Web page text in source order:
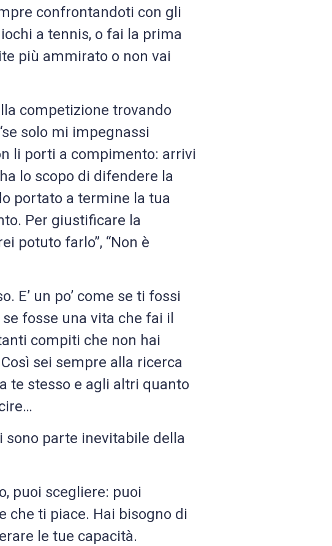
confrontandoti con gli
a tennis, o fai la prima
più ammirato o non vai
competizione trovando
solo mi impegnassi
li porti a compimento: arrivi
lo scopo di difendere la
portato a termine la tua
Per giustificare la
potuto farlo”, “Non è
E’ un po’ come se ti fossi
fosse una vita che fai il
compiti che non hai
sei sempre alla ricerca
te stesso e agli altri quanto
sono parte inevitabile della
puoi scegliere: puoi
che ti piace. Hai bisogno di
le tue capacità.
ad
il